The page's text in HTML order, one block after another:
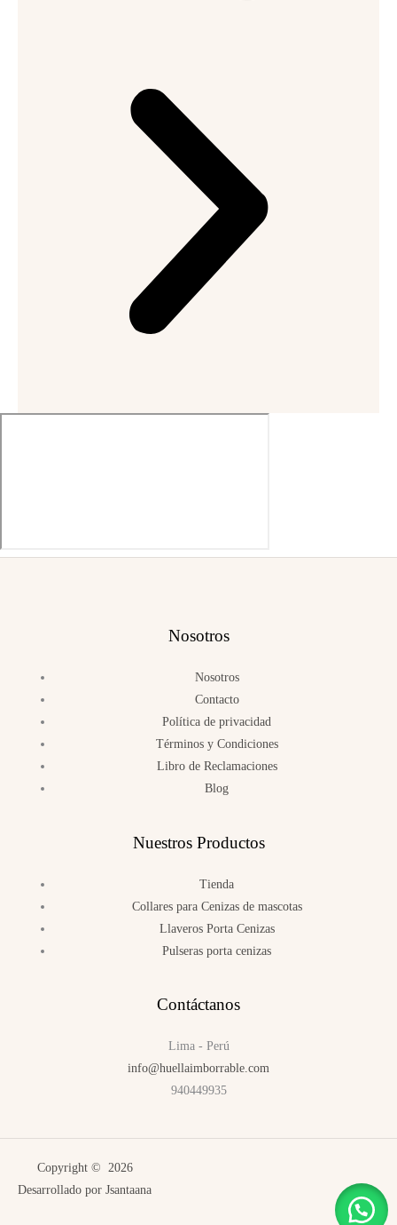
Nosotros
Nosotros
Contacto
Política de privacidad
Términos y Condiciones
Libro de Reclamaciones
Blog
Nuestros Productos
Tienda
Collares para Cenizas de mascotas
Llaveros Porta Cenizas
Pulseras porta cenizas
Contáctanos
Lima - Perú
info@huellaimborrable.com
940449935
Copyright © 2026
Desarrollado por Jsantaana